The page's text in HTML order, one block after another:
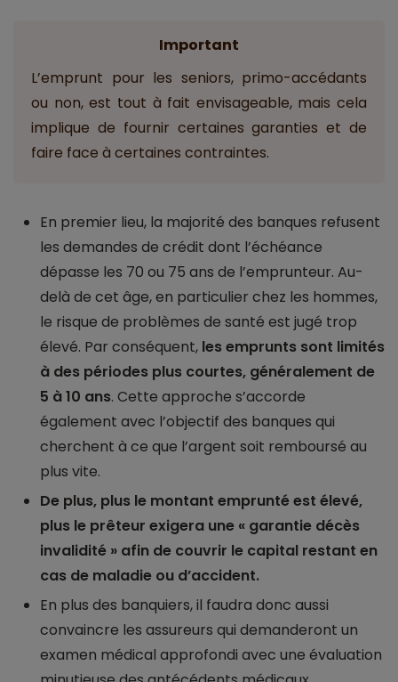
Important
L’emprunt pour les seniors, primo-accédants
ou non, est tout à fait envisageable, mais cela
implique de fournir certaines garanties et de
faire face à certaines contraintes.
En premier lieu, la majorité des banques refusent
les demandes de crédit dont l’échéance
dépasse les 70 ou 75 ans de l’emprunteur. Au-
delà de cet âge, en particulier chez les hommes,
le risque de problèmes de santé est jugé trop
élevé. Par conséquent, les emprunts sont limités
à des périodes plus courtes, généralement de
5 à 10 ans. Cette approche s’accorde
également avec l’objectif des banques qui
cherchent à ce que l’argent soit remboursé au
plus vite.
De plus, plus le montant emprunté est élevé,
plus le prêteur exigera une « garantie décès
invalidité » afin de couvrir le capital restant en
cas de maladie ou d’accident.
En plus des banquiers, il faudra donc aussi
convaincre les assureurs qui demanderont un
examen médical approfondi avec une évaluation